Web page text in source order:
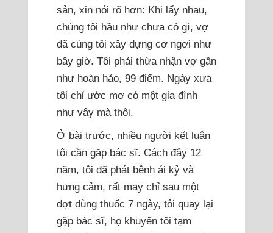
sản, xin nói rõ hơn: Khi lấy nhau,
chúng tôi hầu như chưa có gì, vợ
đã cùng tôi xây dựng cơ ngơi như
bây giờ. Tôi phải thừa nhận vợ gần
như hoàn hảo, 99 điểm. Ngày xưa
tôi chỉ ước mơ có một gia đình
như vậy mà thôi.
Ở bài trước, nhiều người kết luận
tôi cần gặp bác sĩ. Cách đây 12
năm, tôi đã phát bệnh ái kỷ và
hưng cảm, rất may chỉ sau một
đợt dùng thuốc 7 ngày, tôi quay lại
gặp bác sĩ, họ khuyên tôi tạm